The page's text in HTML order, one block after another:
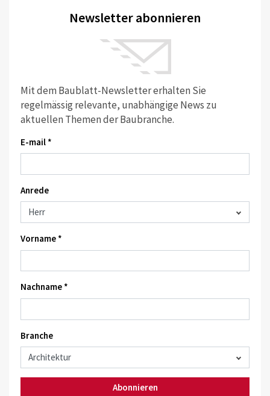
Newsletter abonnieren
Mit dem Baublatt-Newsletter erhalten Sie
regelmässig relevante, unabhängige News zu
aktuellen Themen der Baubranche.
E-mail *
Anrede
Vorname *
Nachname *
Branche
Abonnieren